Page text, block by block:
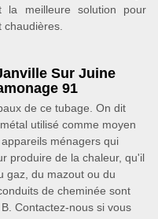
la meilleure solution pour
Sur Juine
91
de ce tubage. On dit
utilisé comme moyen
ménagers qui
produire de la chaleur, qu'il
gaz, du mazout ou du
de cheminée sont
Contactez-nous si vous